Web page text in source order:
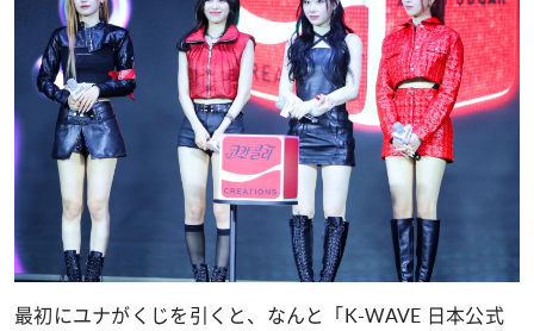
最初にユナがくじを引くと、なんと「K-WAVE 日本公式